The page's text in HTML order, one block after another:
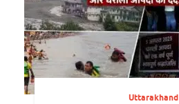
Uttarakhand